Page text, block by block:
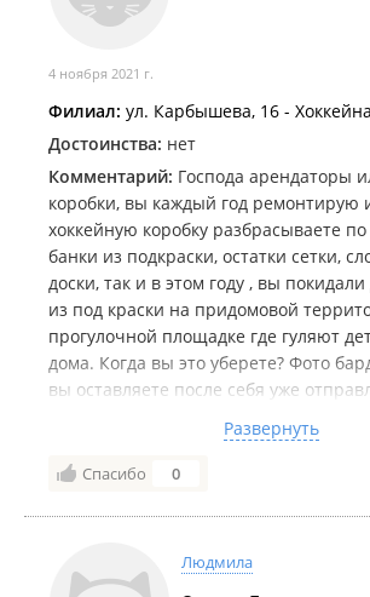
4 ноября 2021 г.
Филиал: ул. Карбышева, 16 -
Достоинства: нет
Комментарий: Господа арендаторы
коробки, вы каждый год ремонтирую
хоккейную коробку разбрасываете по
банки из подкраски, остатки сетки,
доски, так и в этом году , вы
из под краски на придомовой
прогулочной площадке где гуляют
дома. Когда вы это уберете? Фото
вы оставляете после себя уже
время вы не уберете за собой все ,
отправлены по Госуслугам в Москву
Развернуть
Спасибо 0
Людмила